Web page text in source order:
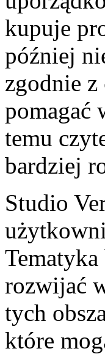
kupuje
później
zgodnie
pomagać
temu
bardziej
Studio
rozwijać
tych
które